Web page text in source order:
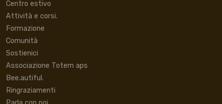
Centro estivo
Attività e corsi.
Formazione
Comunità
Sostienici
Associazione Totem aps
Bee.autiful.
Ringraziamenti